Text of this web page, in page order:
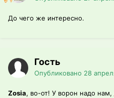
До чего же интересно.
Гость
Опубликовано 28
Zosia, во-от! У ворон надо